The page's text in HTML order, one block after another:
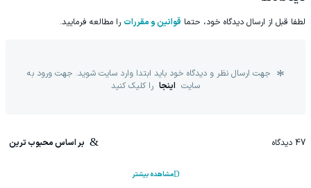
لطفا قبل از ارسال دیدگاه خود، حتما قوانین و مقررات را مطالعه فرمایید.
جهت ارسال نظر و دیدگاه خود باید ابتدا وارد سایت شوید. جهت ورود به
سایت اینجا را کلیک کنید
47 دیدگاه بر اساس محبوب ترین
مشاهده بیشتر